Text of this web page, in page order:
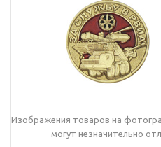
Изображения товаров на
могут незначительно